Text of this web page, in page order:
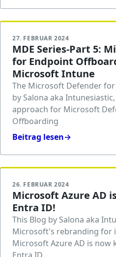
27. FEBRUAR 2024
MDE Series-Part 5:
for Endpoint
Microsoft Intune
The Microsoft Defender
by Salona aka
approach for Microsoft
Offboarding
Beitrag lesen→
26. FEBRUAR 2024
Microsoft Azure AD
Entra ID!
This Blog by Salona aka
Microsoft's rebranding for
Microsoft Azure AD is now